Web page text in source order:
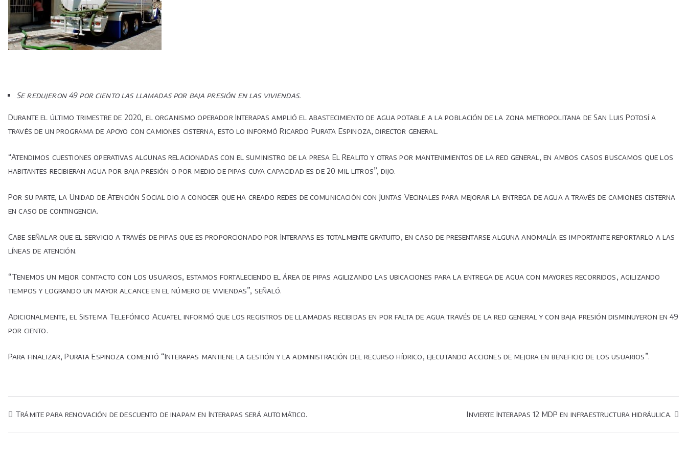
Se redujeron 49 por ciento las llamadas por baja presión en las viviendas.
Durante el último trimestre de 2020, el organismo operador Interapas amplió el abastecimiento de agua potable a la población de la zona metropolitana de San Luis Potosí a
través de un programa de apoyo con camiones cisterna, esto lo informó Ricardo Purata Espinoza, director general.
“Atendimos cuestiones operativas algunas relacionadas con el suministro de la presa El Realito y otras por mantenimientos de la red general, en ambos casos buscamos que los
habitantes recibieran agua por baja presión o por medio de pipas cuya capacidad es de 20 mil litros”, dijo.
Por su parte, la Unidad de Atención Social dio a conocer que ha creado redes de comunicación con Juntas Vecinales para mejorar la entrega de agua a través de camiones cisterna
en caso de contingencia.
Cabe señalar que el servicio a través de pipas que es proporcionado por Interapas es totalmente gratuito, en caso de presentarse alguna anomalía es importante reportarlo a las
líneas de atención.
“Tenemos un mejor contacto con los usuarios, estamos fortaleciendo el área de pipas agilizando las ubicaciones para la entrega de agua con mayores recorridos, agilizando
tiempos y logrando un mayor alcance en el número de viviendas”, señaló.
Adicionalmente, el Sistema Telefónico Acuatel informó que los registros de llamadas recibidas en por falta de agua través de la red general y con baja presión disminuyeron en 49
por ciento.
Para finalizar, Purata Espinoza comentó “Interapas mantiene la gestión y la administración del recurso hídrico, ejecutando acciones de mejora en beneficio de los usuarios”.
Navegación
de
Trámite para renovación de descuento de inapam en Interapas será automático. Invierte Interapas 12 MDP en infraestructura hidráulica.